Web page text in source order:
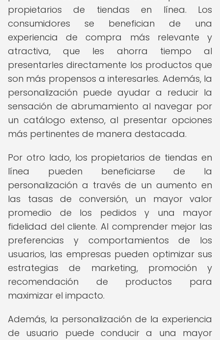
propietarios de tiendas en línea. Los
consumidores se benefician de una
experiencia de compra más relevante y
atractiva, que les ahorra tiempo al
presentarles directamente los productos que
son más propensos a interesarles. Además, la
personalización puede ayudar a reducir la
sensación de abrumamiento al navegar por
un catálogo extenso, al presentar opciones
más pertinentes de manera destacada.
Por otro lado, los propietarios de tiendas en
línea pueden beneficiarse de la
personalización a través de un aumento en
las tasas de conversión, un mayor valor
promedio de los pedidos y una mayor
fidelidad del cliente. Al comprender mejor las
preferencias y comportamientos de los
usuarios, las empresas pueden optimizar sus
estrategias de marketing, promoción y
recomendación de productos para
maximizar el impacto.
Además, la personalización de la experiencia
de usuario puede conducir a una mayor